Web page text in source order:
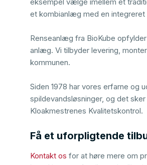
et kombianlæg med en
Renseanlæg fra BioKube
anlæg. Vi tilbyder levering,
kommunen.
Siden 1978 har vores erfarne og
spildevandsløsninger, og det
Kloakmestrenes Kvalitetskontrol.
Få et uforpligtende
Kontakt os for at høre mere om